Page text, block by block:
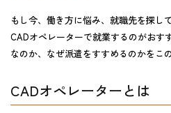
もし今、働き方に悩み、就職先を探し
CADオペレーターで就業するのがおす
なのか、なぜ派遣をすすめるのかをこ
CADオペレーターとは